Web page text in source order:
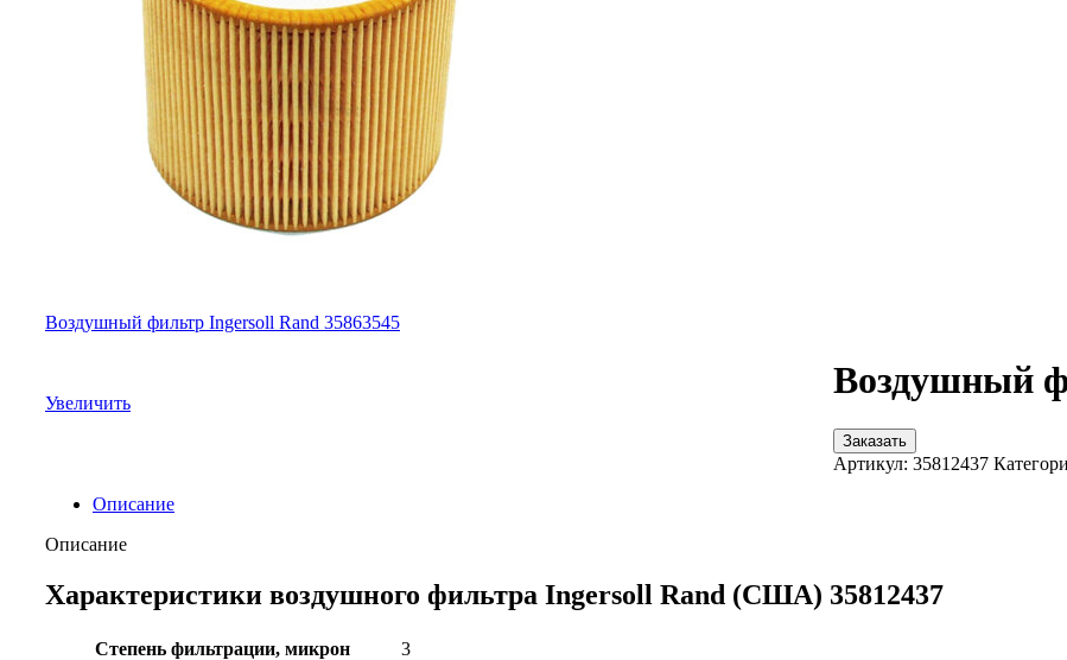
Воздушный фильтр Ingersoll Rand 35863545
Увеличить
Воздушный
Заказать
Артикул: 35812437
Описание
Описание
Характеристики воздушного фильтра Ingersoll Rand (США) 35812437
Степень фильтрации, микрон
3